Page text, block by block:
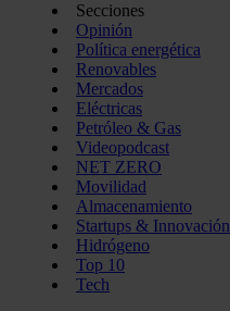
Secciones
Opinión
Política energética
Renovables
Mercados
Eléctricas
Petróleo & Gas
Videopodcast
NET ZERO
Movilidad
Almacenamiento
Startups & Innovación
Hidrógeno
Top 10
Tech